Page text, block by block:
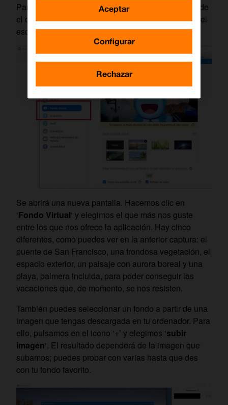
Para
usar los fondos dentro de una reunión
desde
el ordenador lo único que debes hacer es clicar en el
escudo que aparece en la parte superior izquierda.
Se abrirá una nueva pantalla. Hacemos clic en
‘Fondo Virtual‘ y elegimos el que más nos guste
entre los que nos ofrece la aplicación. Hay cinco
diferentes, como puedes ver en la anterior captura: el
puente de San Francisco, una frondosa vegetación, el
espacio exterior, un paisaje con aurora boreal y una
playa, palmera incluida, para poder conseguir las
vacaciones que, de momento, se nos resisten.
También puedes seleccionar un fondo a partir de una
imagen que tengas descargada en tu ordenador. Para
ello, pulsamos en el icono ‘+’ y elegimos ‘subir
imagen‘. El resultado dependerá de la imagen que
subamos; puedes probar con varias hasta que des
con tu fondo favorito.
Configurar
Rechazar
Aceptar